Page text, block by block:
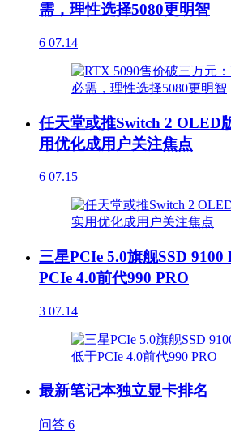
需，理性选择5080更明智
6 07.14
任天堂或推Switch 2 OLED
用优化成用户关注焦点
6 07.15
三星PCIe 5.0旗舰SSD
PCIe 4.0前代990 PRO
3 07.14
最新笔记本独立显卡排名
问答 6